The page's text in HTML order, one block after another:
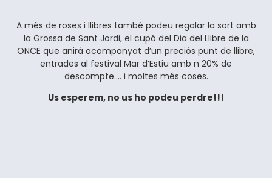
A més de roses i llibres també podeu regalar la sort amb
la Grossa de Sant Jordi, el cupó del Dia del Llibre de la
ONCE que anirà acompanyat d’un preciós punt de llibre,
entrades al festival Mar d’Estiu amb n 20% de
descompte…. i moltes més coses.
Us esperem, no us ho podeu perdre!!!